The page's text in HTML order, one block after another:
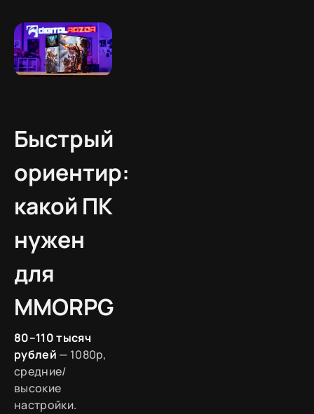
Быстрый
ориентир:
какой ПК
нужен
для
MMORPG
80–110 тысяч
рублей — 1080p,
средние/
высокие
настройки.